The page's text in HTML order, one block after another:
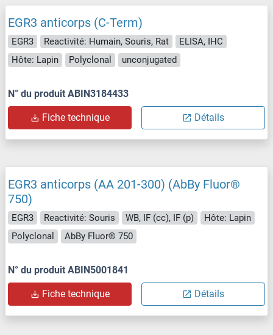
EGR3 anticorps (C-Term)
EGR3 Reactivité: Humain, Souris, Rat
ELISA, IHC
Hôte: Lapin
Polyclonal unconjugated
N° du produit ABIN3184433
Fiche technique Détails
EGR3 anticorps (AA 201-300) (AbBy Fluor®
750)
EGR3 Reactivité: Souris WB, IF (cc), IF (p)
Hôte: Lapin
Polyclonal
AbBy Fluor® 750
N° du produit ABIN5001841
Fiche technique Détails